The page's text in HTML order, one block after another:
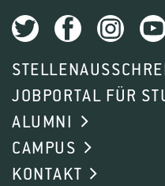
JOBPORTAL FÜR
ALUMNI
CAMPUS
KONTAKT